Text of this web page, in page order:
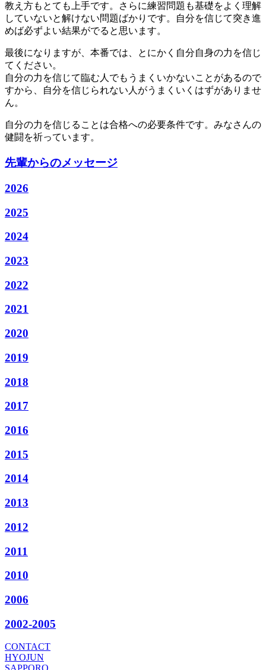
教え方もとても上手です。さらに練習問題も基礎をよく理解
していないと解けない問題ばかりです。自分を信じて突き進
めば必ずよい結果がでると思います。
最後になりますが、本番では、とにかく自分自身の力を信じ
てください。
自分の力を信じて臨む人でもうまくいかないことがあるので
すから、自分を信じられない人がうまくいくはずがありませ
ん。
自分の力を信じることは合格への必要条件です。みなさんの
健闘を祈っています。
先輩からのメッセージ
2026
2025
2024
2023
2022
2021
2020
2019
2018
2017
2016
2015
2014
2013
2012
2011
2010
2006
2002-2005
CONTACT
HYOJUN